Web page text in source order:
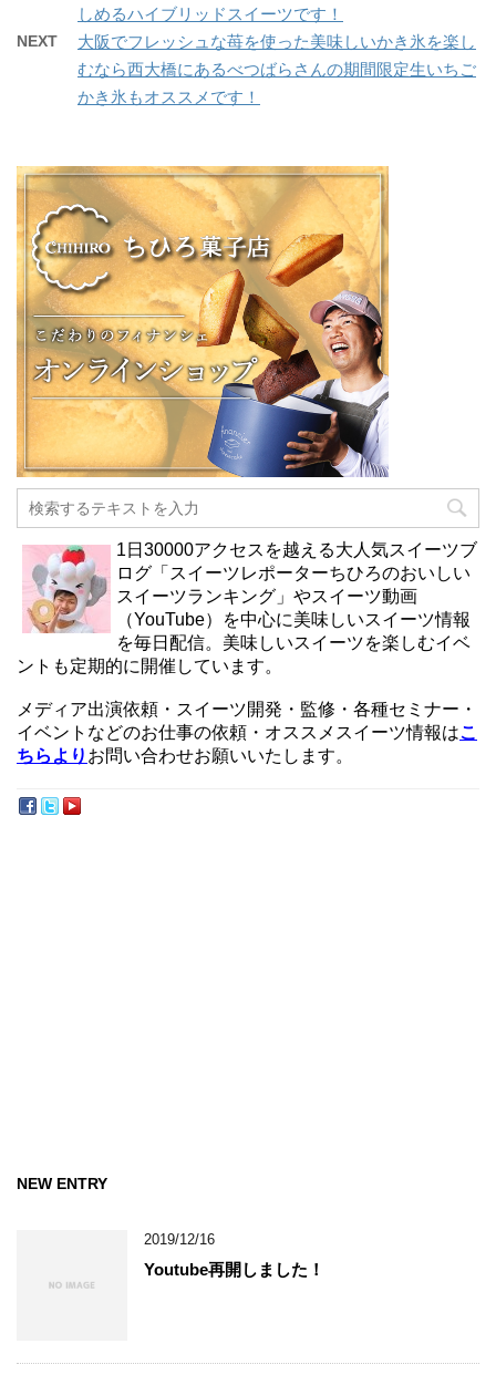
しめるハイブリッドスイーツです！
NEXT
大阪でフレッシュな苺を使った美味しいかき氷を楽し
むなら西大橋にあるべつばらさんの期間限定生いちご
かき氷もオススメです！
1日30000アクセスを越える大人気スイーツブ
ログ「スイーツレポーターちひろのおいしい
スイーツランキング」やスイーツ動画
（YouTube）を中心に美味しいスイーツ情報
を毎日配信。美味しいスイーツを楽しむイベ
ントも定期的に開催しています。
メディア出演依頼・スイーツ開発・監修・各種セミナー・
イベントなどのお仕事の依頼・オススメスイーツ情報はこ
ちらより お問い合わせお願いいたします。
NEW ENTRY
2019/12/16
Youtube再開しました！